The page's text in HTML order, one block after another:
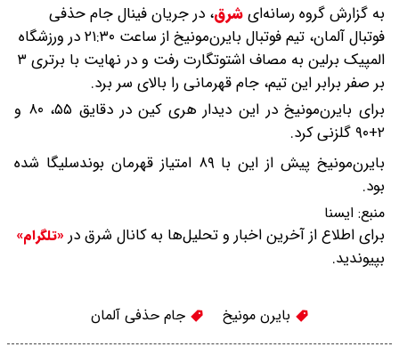
به گزارش گروه رسانه‌ایشرق، در جریان فینال جام حذفی
فوتبال آلمان، تیم فوتبال بایرن‌مونیخ از ساعت ۲۱:۳۰ در ورزشگاه
المپیک برلین به مصاف اشتوتگارت رفت و در نهایت با برتری ۳
بر صفر برابر این تیم، جام قهرمانی را بالای سر برد.
برای بایرن‌مونیخ در این دیدار هری کین در دقایق ۵۵، ۸۰ و
۲+۹۰ گلزنی کرد.
بایرن‌مونیخ پیش از این با ۸۹ امتیاز قهرمان بوندسلیگا شده
بود.
منبع: ايسنا
برای اطلاع از آخرین اخبار و تحلیل‌ها به کانال شرق در «تلگرام»
بپیوندید.
بایرن مونیخ جام حذفی آلمان